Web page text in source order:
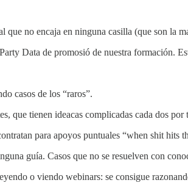
que no encaja en ninguna casilla (que son la
Data de promosió de nuestra formación.
casos de los “raros”.
que tienen ideacas complicadas cada dos por
para apoyos puntuales “when shit hits
guía. Casos que no se resuelven con
o viendo webinars: se consigue